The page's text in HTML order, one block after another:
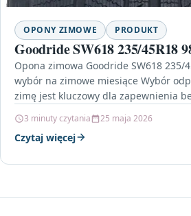
OPONY ZIMOWE PRODUKT
Goodride SW618 235/45R18
Opona zimowa Goodride SW618 235/
wybór na zimowe miesiące Wybór
zimę jest kluczowy dla zapewnienia
3 minuty czytania 25 maja 2026
Czytaj więcej